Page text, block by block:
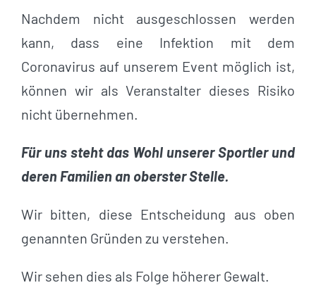
Nachdem nicht ausgeschlossen werden
kann, dass eine Infektion mit dem
Coronavirus auf unserem Event möglich ist,
können wir als Veranstalter dieses Risiko
nicht übernehmen.
Für uns steht das Wohl unserer Sportler und
deren Familien an oberster Stelle.
Wir bitten, diese Entscheidung aus oben
genannten Gründen zu verstehen.
Wir sehen dies als Folge höherer Gewalt.